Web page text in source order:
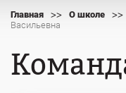
Главная >> О школе >>
Васильевна